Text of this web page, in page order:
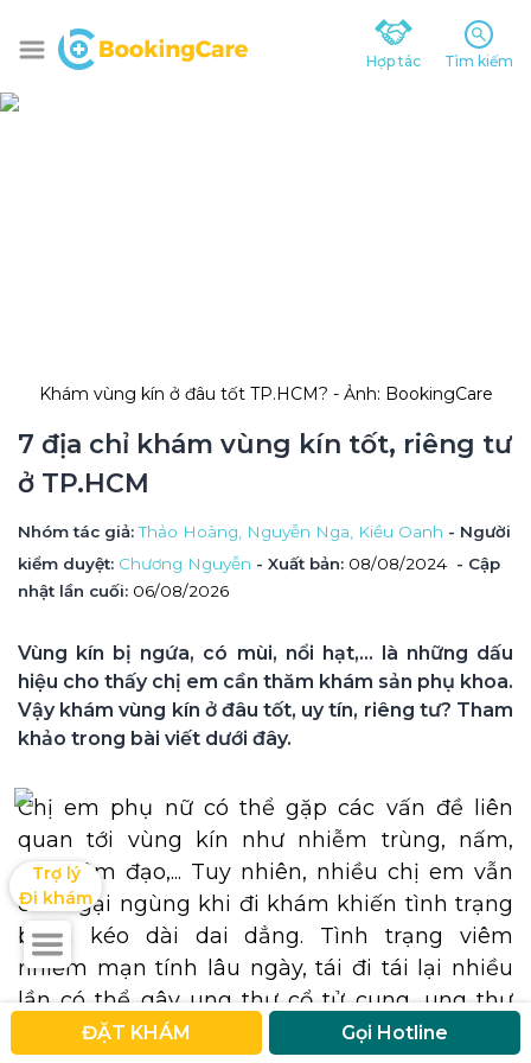
Hợp tác Tìm kiếm
Khám vùng kín ở đâu tốt TP.HCM? - Ảnh: BookingCare
7 địa chỉ khám vùng kín tốt, riêng tư
ở TP.HCM
Nhóm tác giả: Thảo Hoàng, Nguyễn Nga, Kiều Oanh - Người
kiểm duyệt: Chương Nguyễn - Xuất bản: 08/08/2024 - Cập
nhật lần cuối: 06/08/2026
Vùng kín bị ngứa, có mùi, nổi hạt,... là những dấu
hiệu cho thấy chị em cần thăm khám sản phụ khoa.
Vậy khám vùng kín ở đâu tốt, uy tín, riêng tư? Tham
khảo trong bài viết dưới đây.
Chị em phụ nữ có thể gặp các vấn đề liên
quan tới vùng kín như nhiễm trùng, nấm,
viêm âm đạo,... Tuy nhiên, nhiều chị em vẫn
còn ngại ngùng khi đi khám khiến tình trạng
bệnh kéo dài dai dẳng. Tình trạng viêm
nhiễm mạn tính lâu ngày, tái đi tái lại nhiều
lần có thể gây ung thư cổ tử cung, ung thư
buồng trứng.
Trợ lý
Đi khám
ĐẶT KHÁM Gọi Hotline